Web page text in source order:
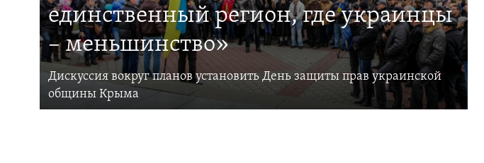
единственный регион, где украинцы
– меньшинство»
Дискуссия вокруг планов установить День защиты прав украинской
общины Крыма